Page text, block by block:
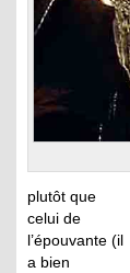
plutôt que
celui de
l’épouvante (il
a bien